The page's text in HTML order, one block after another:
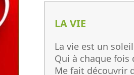
LA VIE
La vie est un soleil
Qui à chaque fois
Me fait découvrir